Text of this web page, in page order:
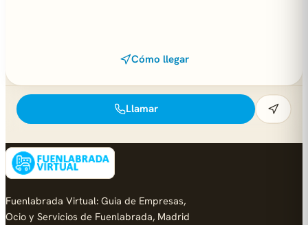
Cómo llegar
Llamar
Fuenlabrada Virtual: Guia de Empresas,
Ocio y Servicios de Fuenlabrada, Madrid